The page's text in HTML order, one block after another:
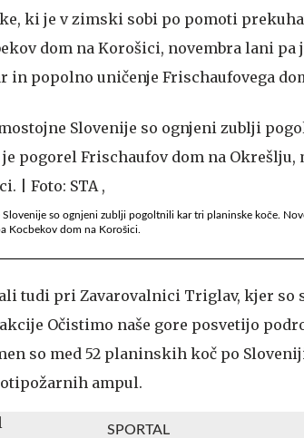
ki je v zimski sobi po pomoti
dom na Korošici, novembra lani
in popolno uničenje Frischaufovega
so ognjeni zublji pogoltnili kar tri planinske koče.
Kocbekov dom na Korošici.
tudi pri Zavarovalnici Triglav, kjer so
Očistimo naše gore posvetijo
so med 52 planinskih koč po
ampul.
SPORTAL